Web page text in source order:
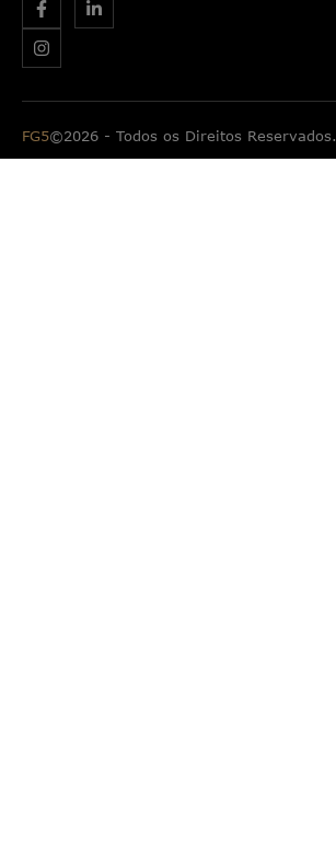
FG5©2026 - Todos os Direitos Reservados.